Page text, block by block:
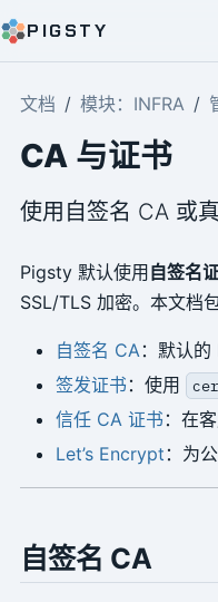
PIGSTY
文档 模块：INFRA
CA 与证书
使用自签名 CA 或
Pigsty 默认使用 自签名
SSL/TLS 加密。本文档包
自签名 CA：默认的
签发证书 ：使用
信任 CA 证书 ：在
Let’s Encrypt ：为
自签名 CA